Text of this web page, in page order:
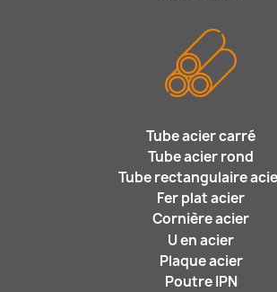
Tube acier carré
Tube acier rond
Tube rectangulaire
Fer plat acier
Cornière acier
U en acier
Plaque acier
Poutre IPN